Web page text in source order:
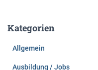
n
Kategorien
Allgemein
Ausbildung / Jobs